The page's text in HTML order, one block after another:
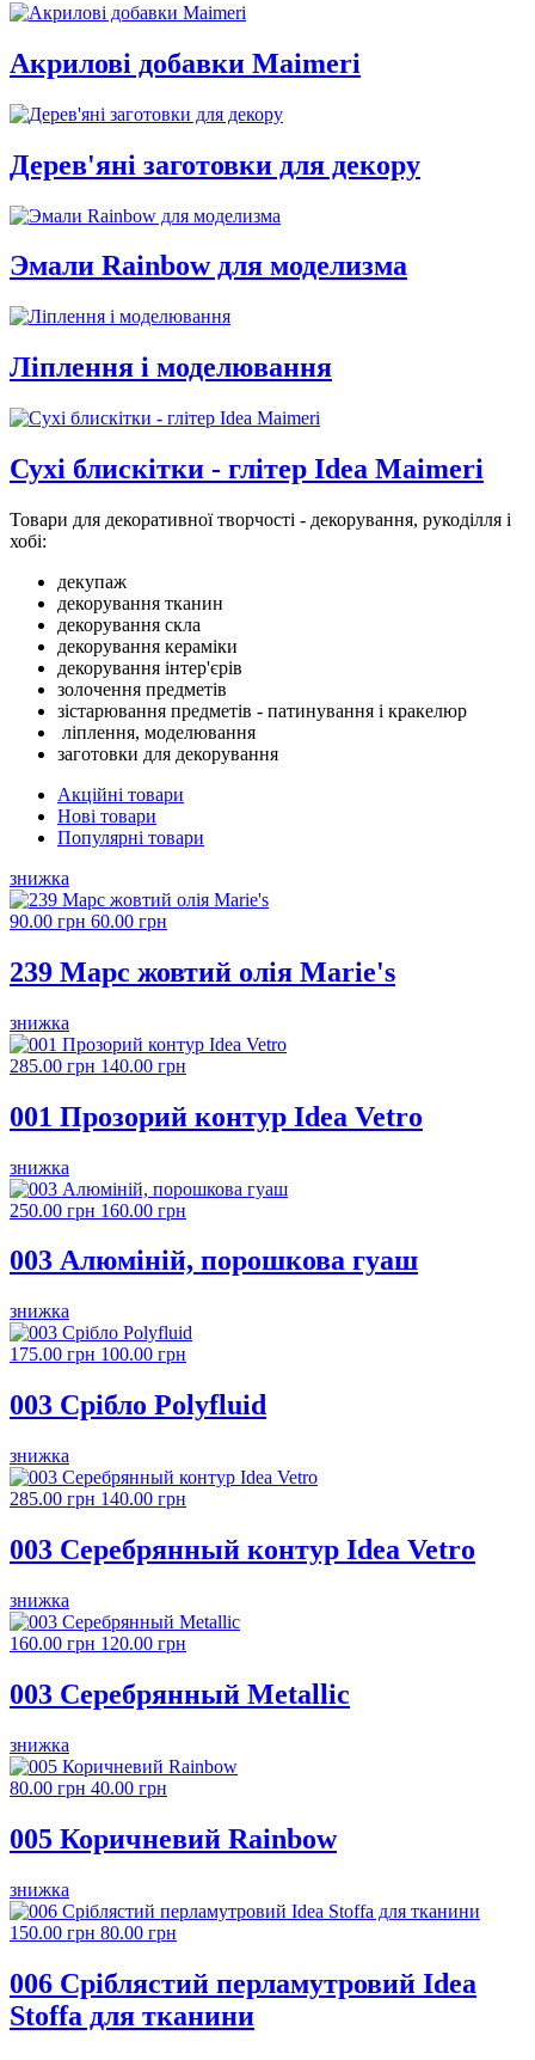
Акрилові добавки Maimeri
Дерев'яні заготовки для декору
Эмали Rainbow для моделизма
Ліплення і моделювання
Сухі блискітки - глітер Idea Maimeri
Товари для декоративної творчості - декорування, рукоділля і
хобі:
декупаж
декорування тканин
декорування скла
декорування кераміки
декорування інтер'єрів
золочення предметів
зістарювання предметів - патинування і кракелюр
ліплення, моделювання
заготовки для декорування
Акційні товари
Нові товари
Популярні товари
знижка
90.00 грн 60.00 грн
239 Марс жовтий олія Marie's
знижка
285.00 грн 140.00 грн
001 Прозорий контур Idea Vetro
знижка
250.00 грн 160.00 грн
003 Алюміній, порошкова гуаш
знижка
175.00 грн 100.00 грн
003 Срібло Polyfluid
знижка
285.00 грн 140.00 грн
003 Серебрянный контур Idea Vetro
знижка
160.00 грн 120.00 грн
003 Серебрянный Metallic
знижка
80.00 грн 40.00 грн
005 Коричневий Rainbow
знижка
150.00 грн 80.00 грн
006 Сріблястий перламутровий Idea
Stoffa для тканини